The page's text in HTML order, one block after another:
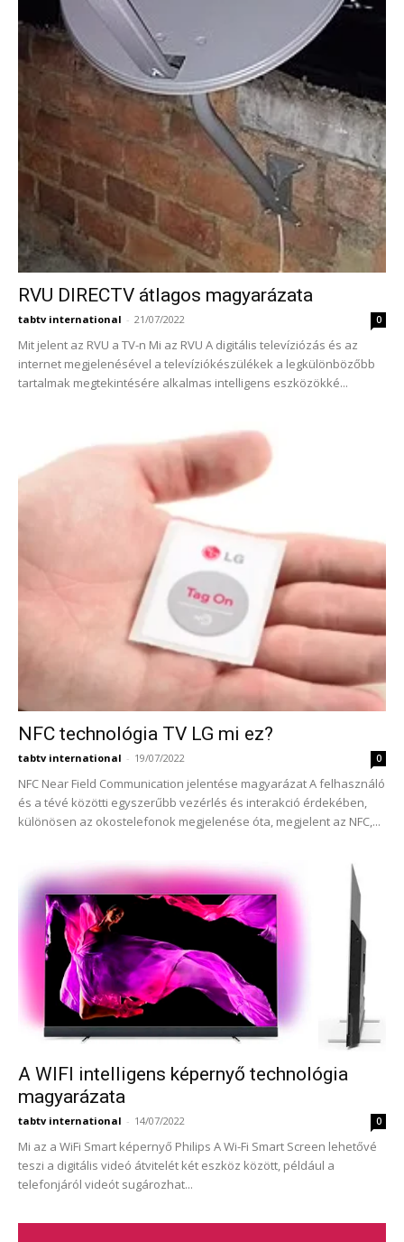
RVU DIRECTV átlagos magyarázata
tabtv international - 21/07/2022 0
Mit jelent az RVU a TV-n Mi az RVU A digitális televíziózás és az
internet megjelenésével a televíziókészülékek a legkülönbözőbb
tartalmak megtekintésére alkalmas intelligens eszközökké...
NFC technológia TV LG mi ez?
tabtv international - 19/07/2022 0
NFC Near Field Communication jelentése magyarázat A felhasználó
és a tévé közötti egyszerűbb vezérlés és interakció érdekében,
különösen az okostelefonok megjelenése óta, megjelent az NFC,...
A WIFI intelligens képernyő technológia
magyarázata
tabtv international - 14/07/2022 0
Mi az a WiFi Smart képernyő Philips A Wi-Fi Smart Screen lehetővé
teszi a digitális videó átvitelét két eszköz között, például a
telefonjáról videót sugározhat...